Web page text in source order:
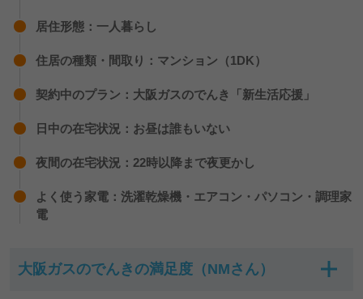
い。
居住形態：一人暮らし
住居の種類・間取り：マンション（1DK）
契約中のプラン：大阪ガスのでんき「新生活応援」
日中の在宅状況：お昼は誰もいない
夜間の在宅状況：22時以降まで夜更かし
よく使う家電：洗濯乾燥機・エアコン・パソコン・調理家
電
大阪ガスのでんきの満足度（NMさん）